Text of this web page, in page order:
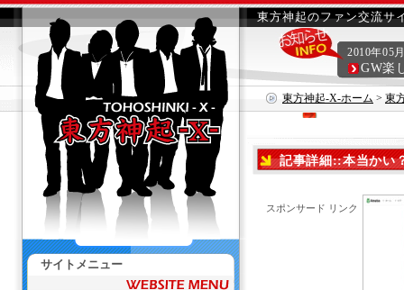
東方神起のファン交流サ
東方神起-X-ホーム > 東
2010年05
GW楽
記事詳細::本当かい
スポンサード リンク
サイトメニュー